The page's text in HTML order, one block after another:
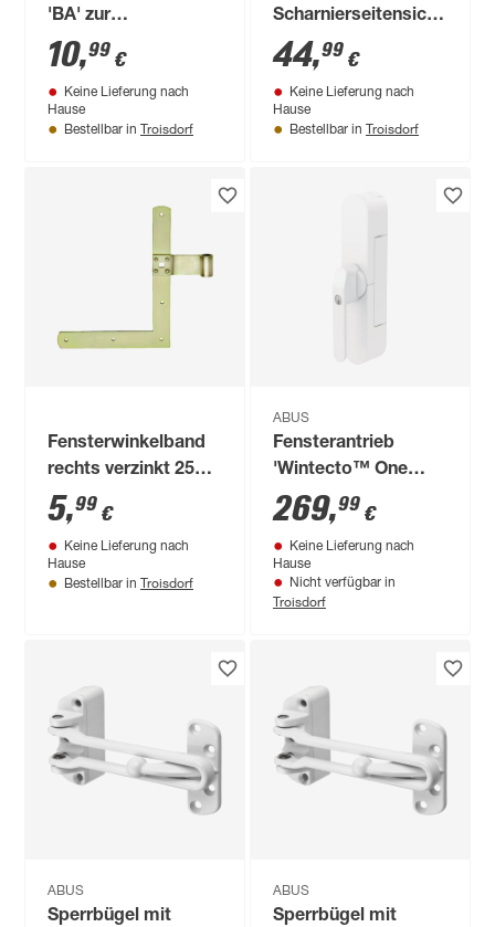
'BA' zur
Fenstersicherung
10,99 €
Keine Lieferung nach
Hause
Bestellbar in Troisdorf
Scharnierseitensicherung
'FAS97 B' braun
44,99 €
Keine Lieferung nach
Hause
Bestellbar in Troisdorf
Fensterwinkelband
rechts verzinkt 250 x
200 x 30 mm
5,99 €
Keine Lieferung nach
Hause
Bestellbar in Troisdorf
ABUS
Fensterantrieb
'Wintecto™ One
FCA4100' weiß
269,99 €
Keine Lieferung nach
Hause
Nicht verfügbar in
Troisdorf
ABUS
Sperrbügel mit
ABUS
Sperrbügel mit